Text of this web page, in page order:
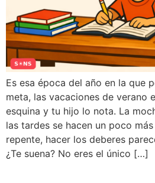
Es esa época del año en la que
meta, las vacaciones de verano
esquina y tu hijo lo nota. La
las tardes se hacen un poco
repente, hacer los deberes
¿Te suena? No eres el único […]